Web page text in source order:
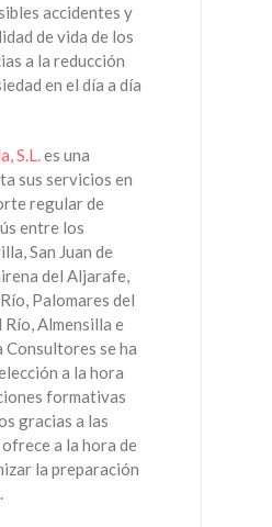
accidentes y
de vida de los
a la reducción
en el día a día
S.L.
es una
sus servicios en
regular de
entre los
San Juan de
del Aljarafe,
Palomares del
Río, Almensilla e
Consultores se ha
a la hora
formativas
gracias a las
a la hora de
la preparación